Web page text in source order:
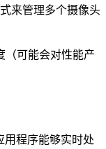
来管理多个摄像头
（可能会对性能产
用程序能够实时处